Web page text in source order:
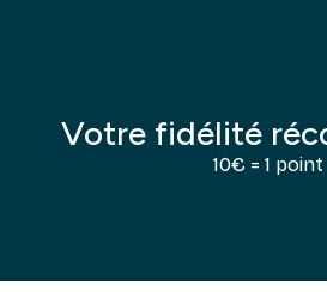
Votre fidélité
10€ = 1 point